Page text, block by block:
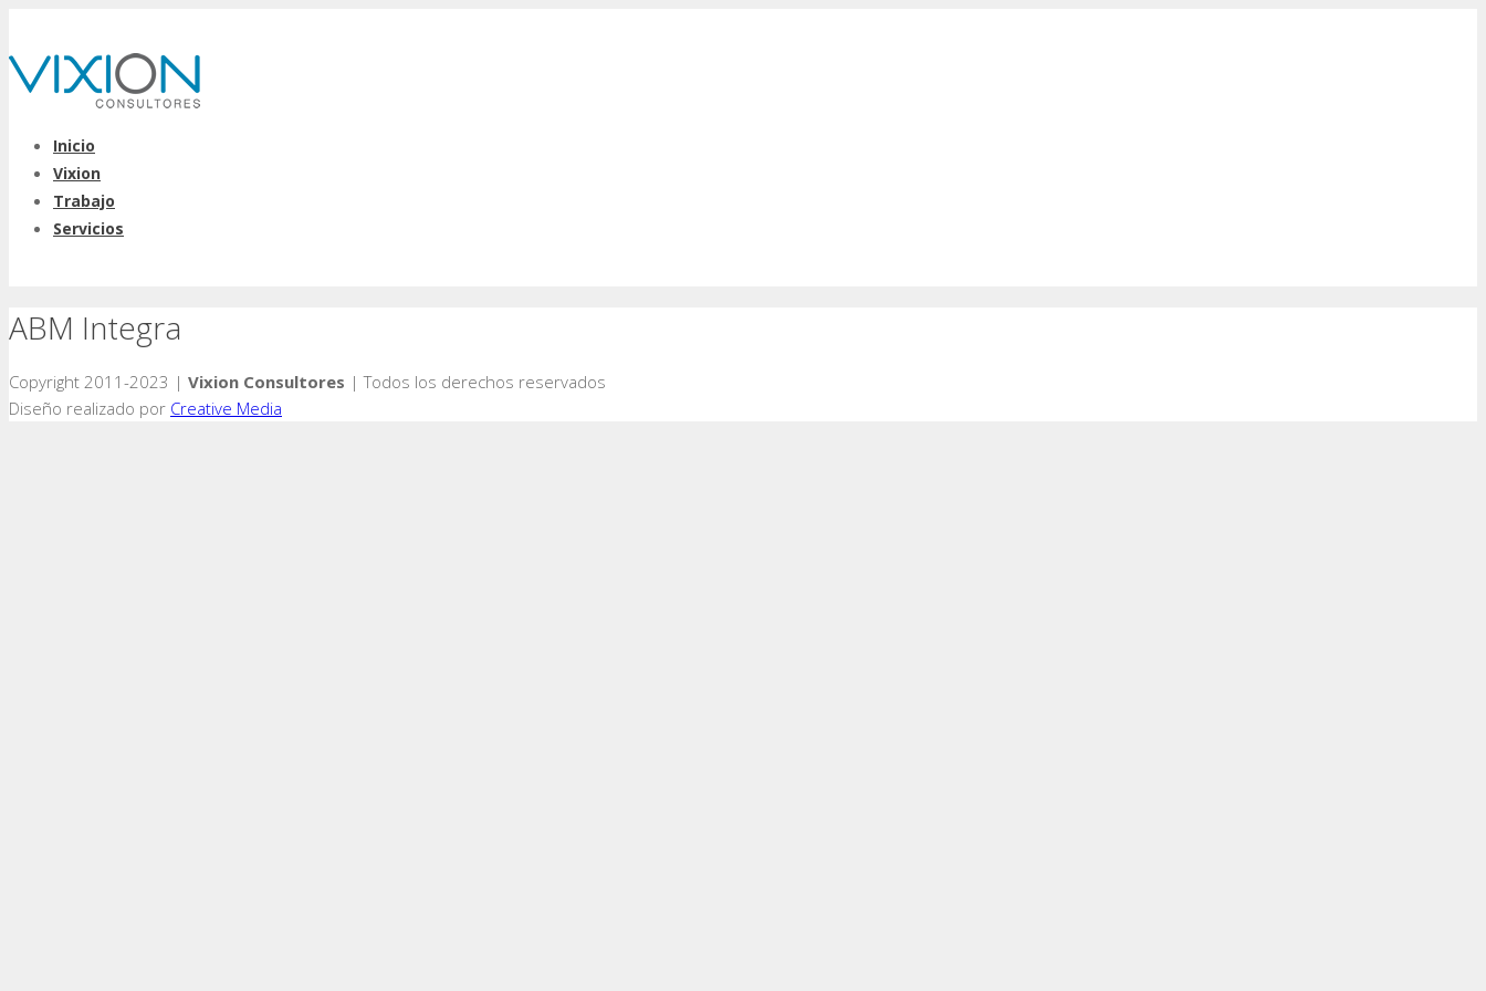
Inicio
Vixion
Trabajo
Servicios
ABM Integra
Copyright 2011-2023 | Vixion Consultores | Todos los derechos reservados
Diseño realizado por Creative Media